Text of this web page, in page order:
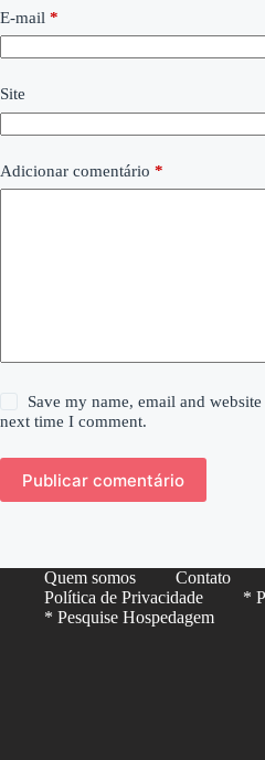
E-mail *
Site
Adicionar comentário *
Save my name, email and
next time I comment.
Publicar comentário
Quem somos Contato
Política de Privacidade
*
* Pesquise Hospedagem